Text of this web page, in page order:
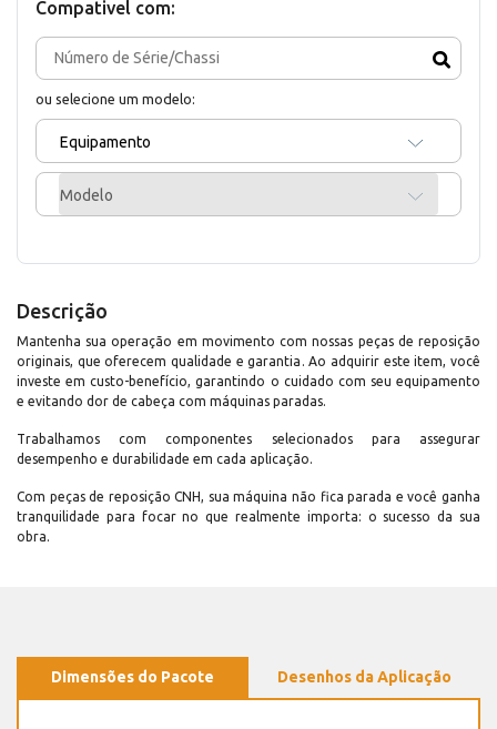
Compativel com:
ou selecione um modelo:
Equipamento
Modelo
Descrição
Mantenha sua operação em movimento com nossas peças de reposição
originais, que oferecem qualidade e garantia. Ao adquirir este item, você
investe em custo-benefício, garantindo o cuidado com seu equipamento
e evitando dor de cabeça com máquinas paradas.
Trabalhamos com componentes selecionados para assegurar
desempenho e durabilidade em cada aplicação.
Com peças de reposição CNH, sua máquina não fica parada e você ganha
tranquilidade para focar no que realmente importa: o sucesso da sua
obra.
Dimensões do Pacote Desenhos da Aplicação